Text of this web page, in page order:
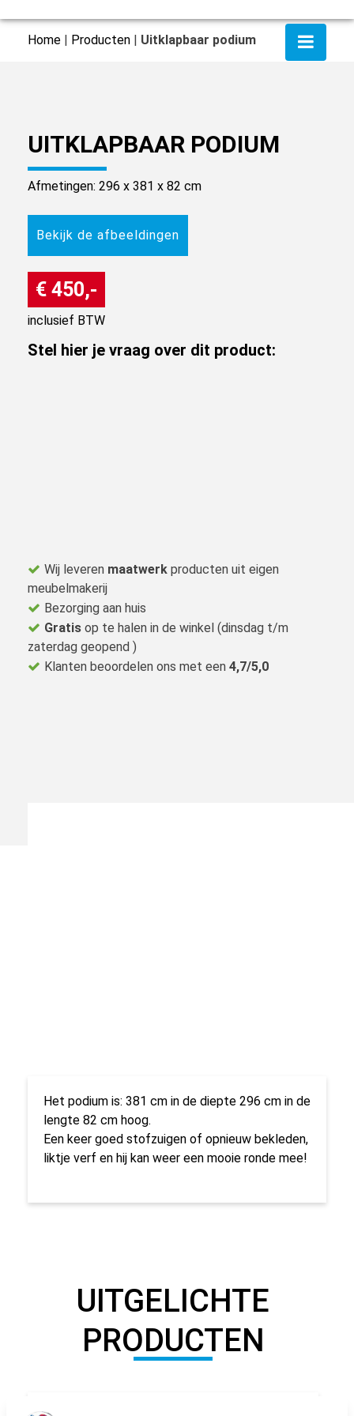
Home | Producten | Uitklapbaar podium
Het podium is: 381 cm in de diepte 296 cm in de
lengte 82 cm hoog.
Een keer goed stofzuigen of opnieuw bekleden,
liktje verf en hij kan weer een mooie ronde mee!
UITKLAPBAAR PODIUM
Afmetingen: 296 x 381 x 82 cm
Bekijk de afbeeldingen
€ 450,-
inclusief BTW
Stel hier je vraag over dit product:
Wij leveren maatwerk producten uit eigen
meubelmakerij
Bezorging aan huis
Gratis op te halen in de winkel (dinsdag t/m
zaterdag geopend )
Klanten beoordelen ons met een 4,7/5,0
UITGELICHTE
PRODUCTEN